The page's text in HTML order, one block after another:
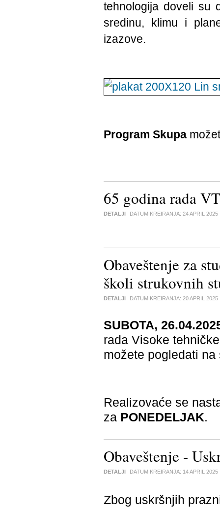
tehnologija doveli su
sredinu, klimu i
izazove.
Program Skupa
65 godina rada
DETALJI DATUM KREIRANJA: 24 APRIL 2025
Obaveštenje za
školi strukovnih
DETALJI DATUM KREIRANJA: 20 APRIL 2025
SUBOTA,
rada Visoke
možete pogledati
Realizovaće se
za PONEDELJAK.
Obaveštenje -
DETALJI DATUM KREIRANJA: 14 APRIL 2025
Zbog uskršnjih